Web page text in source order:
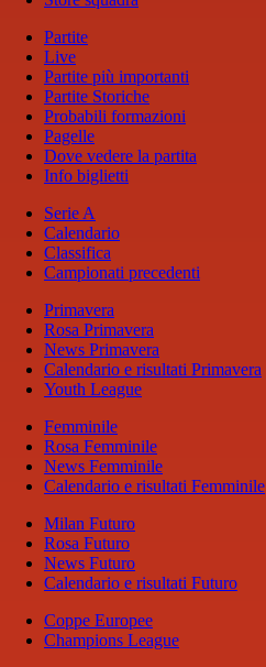
Partite
Live
Partite più importanti
Partite Storiche
Probabili formazioni
Pagelle
Dove vedere la partita
Info biglietti
Serie A
Calendario
Classifica
Campionati precedenti
Primavera
Rosa Primavera
News Primavera
Calendario e risultati Primavera
Youth League
Femminile
Rosa Femminile
News Femminile
Calendario e risultati Femminile
Milan Futuro
Rosa Futuro
News Futuro
Calendario e risultati Futuro
Coppe Europee
Champions League